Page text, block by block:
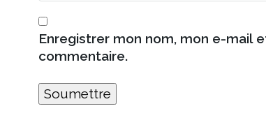
Enregistrer mon nom, mon e-mail
commentaire.